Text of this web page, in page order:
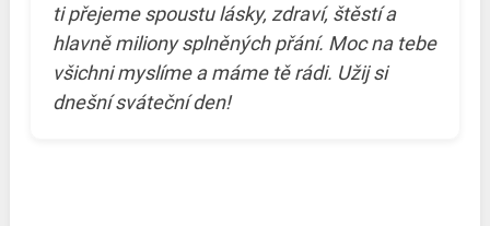
ti přejeme spoustu lásky, zdraví, štěstí a
hlavně miliony splněných přání. Moc na tebe
všichni myslíme a máme tě rádi. Užij si
dnešní sváteční den!